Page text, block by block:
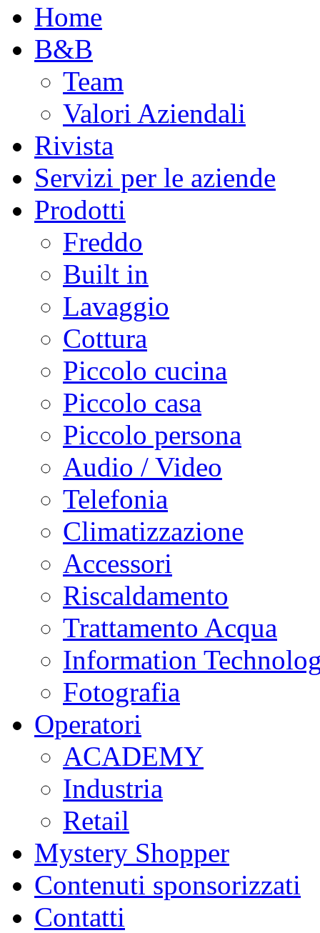
Home
B&B
Team
Valori Aziendali
Rivista
Servizi per le aziende
Prodotti
Freddo
Built in
Lavaggio
Cottura
Piccolo cucina
Piccolo casa
Piccolo persona
Audio / Video
Telefonia
Climatizzazione
Accessori
Riscaldamento
Trattamento Acqua
Information
Fotografia
Operatori
ACADEMY
Industria
Retail
Mystery Shopper
Contenuti sponsorizzati
Contatti